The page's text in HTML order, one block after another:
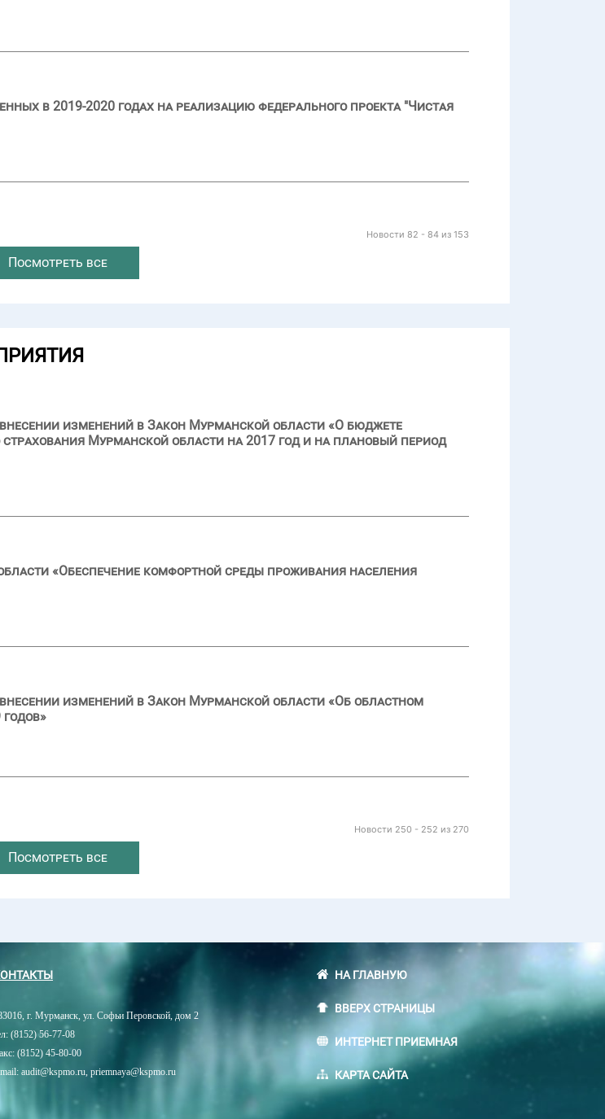
в 2019-2020 годах на реализацию федерального проекта "Чистая
Новости 82 - 84 из 153
Посмотреть все
изменений в Закон Мурманской области «О бюджете
Мурманской области на 2017 год и на плановый период
«Обеспечение комфортной среды проживания населения
изменений в Закон Мурманской области «Об областном
Новости 250 - 252 из 270
Посмотреть все
г. Мурманск, ул. Софьи Перовской, дом 2
(8152) 56-77-08
(8152) 45-80-00
audit@kspmo.ru, priemnaya@kspmo.ru
НА ГЛАВНУЮ
ВВЕРХ СТРАНИЦЫ
ИНТЕРНЕТ ПРИЕМНАЯ
КАРТА САЙТА